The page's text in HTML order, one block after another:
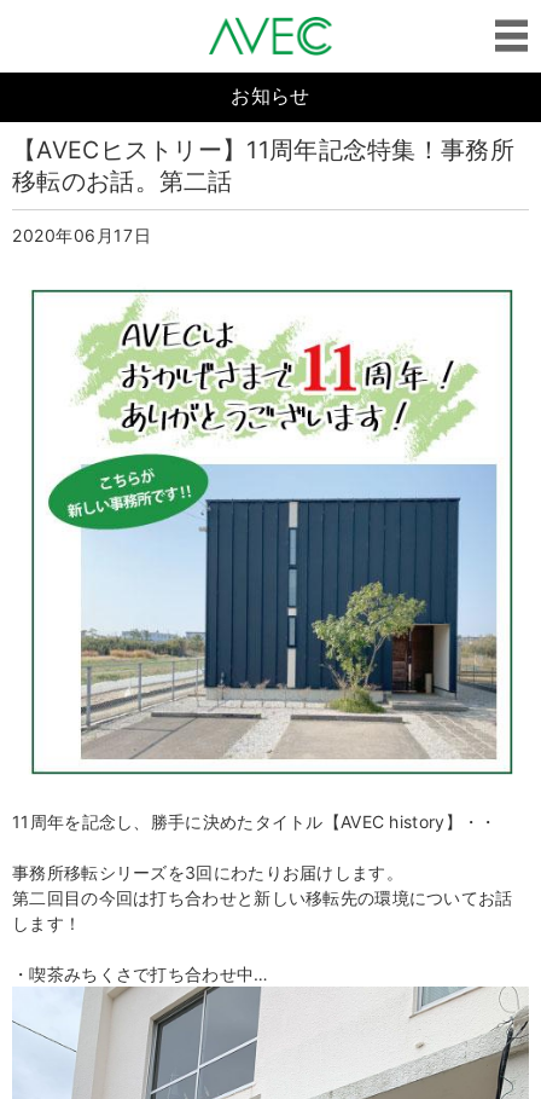
お知らせ
【AVECヒストリー】11周年記念特集！事務所
移転のお話。第二話
2020年06月17日
11周年を記念し、勝手に決めたタイトル【AVEC history】・・
事務所移転シリーズを3回にわたりお届けします。
第二回目の今回は打ち合わせと新しい移転先の環境についてお話
します！
・喫茶みちくさで打ち合わせ中…